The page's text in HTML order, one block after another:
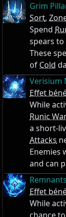
Grim
Sort,
Spend
spears
These
of Cold
Verisium
Effet
While
Runic
a short-
Attacks
Enemies
and can
Effet
While